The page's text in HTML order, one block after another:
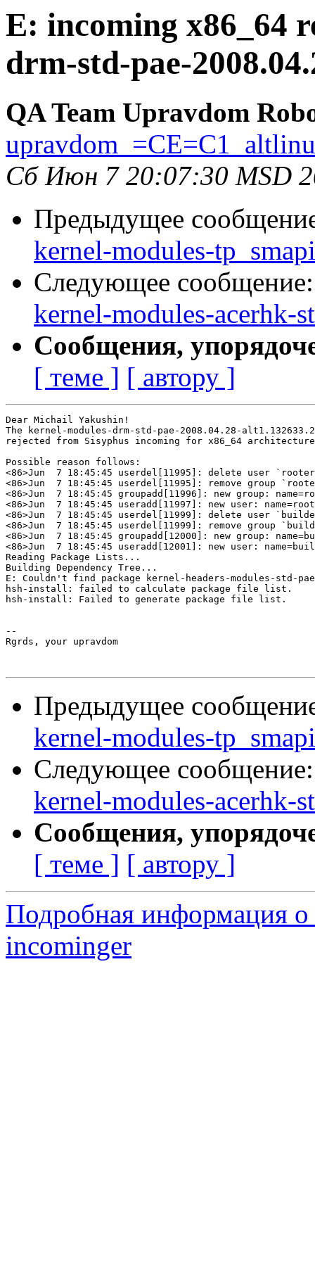
E: incoming x86_64
drm-std-pae-
QA Team Upravdom
Сб Июн 7 20:07:30 MSD
Предыдущее
kernel-modules-
Следующее
kernel-modules-acerhk-
Сообщения,
[ теме ] [ автору ]
Dear Michail Yakushin!
The kernel-modules-drm-std-pae-2008.04.28-
rejected from Sisyphus incoming for x86_64
Possible reason follows:
<86>Jun  7 18:45:45 userdel[11995]: delete user
<86>Jun  7 18:45:45 userdel[11995]: remove group
<86>Jun  7 18:45:45 groupadd[11996]: new group:
<86>Jun  7 18:45:45 useradd[11997]: new user:
<86>Jun  7 18:45:45 userdel[11999]: delete user
<86>Jun  7 18:45:45 userdel[11999]: remove group
<86>Jun  7 18:45:45 groupadd[12000]: new group:
<86>Jun  7 18:45:45 useradd[12001]: new user:
Reading Package Lists...
Building Dependency Tree...
E: Couldn't find package kernel-headers-modules-std-pae
hsh-install: failed to calculate package file list.
hsh-install: Failed to generate package file list.
--
Rgrds, your upravdom
Предыдущее
kernel-modules-
Следующее
kernel-modules-acerhk-
Сообщения,
[ теме ] [ автору ]
Подробная информация о
incominger